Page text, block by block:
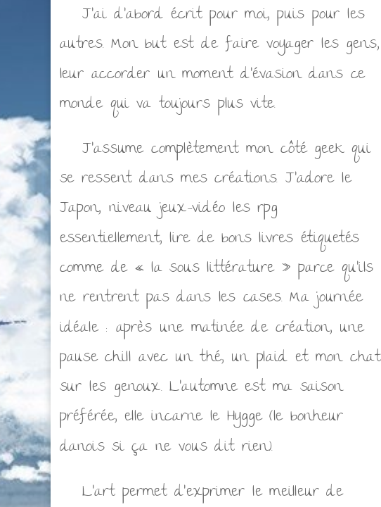
J’ai d’abord écrit pour moi, puis pour les
autres. Mon but est de faire voyager les gens,
leur accorder un moment d’évasion dans ce
monde qui va toujours plus vite.
J’assume complètement mon côté geek qui
se ressent dans mes créations. J’adore le
Japon, niveau jeux-vidéo les rpg
essentiellement, lire de bons livres étiquetés
comme de « la sous littérature » parce qu’ils
ne rentrent pas dans les cases. Ma journée
idéale : après une matinée de création, une
pause chill avec un thé, un plaid et mon chat
sur les genoux. L’automne est ma saison
préférée, elle incarne le Hygge (le bonheur
danois si ça ne vous dit rien).
L’art permet d’exprimer le meilleur de